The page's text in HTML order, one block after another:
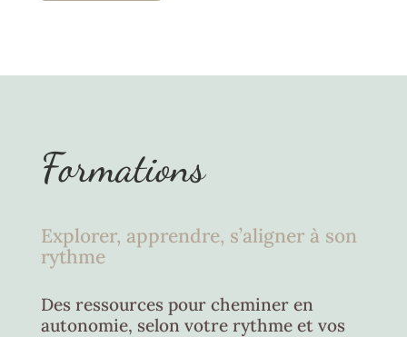
Formations
Explorer, apprendre, s’aligner à son
rythme
Des ressources pour cheminer en
autonomie, selon votre rythme et vos